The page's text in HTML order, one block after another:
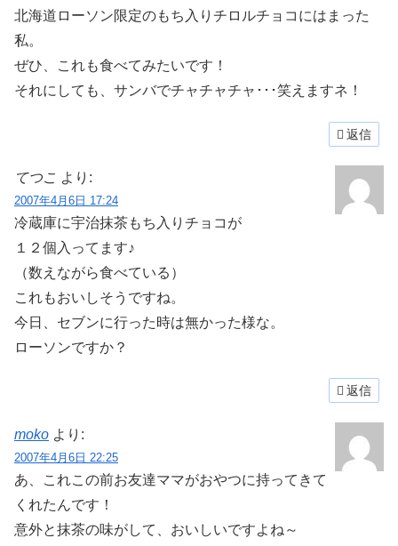
北海道ローソン限定のもち入りチロルチョコにはまった
私。
ぜひ、これも食べてみたいです！
それにしても、サンバでチャチャチャ･･･笑えますネ！
返信
てつこ より:
2007年4月6日 17:24
冷蔵庫に宇治抹茶もち入りチョコが
１２個入ってます♪
（数えながら食べている）
これもおいしそうですね。
今日、セブンに行った時は無かった様な。
ローソンですか？
返信
moko より:
2007年4月6日 22:25
あ、これこの前お友達ママがおやつに持ってきて
くれたんです！
意外と抹茶の味がして、おいしいですよね～